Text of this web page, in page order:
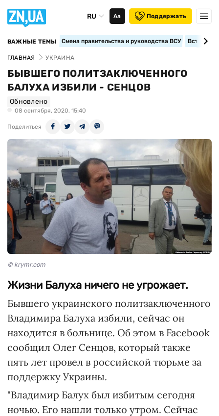
RU Аа Поддержать
ВАЖНЫЕ ТЕМЫ Смена правительства и руководства ВСУ
ГЛАВНАЯ УКРАИНА
БЫВШЕГО ПОЛИТЗАКЛЮЧЕННОГО
БАЛУХА ИЗБИЛИ - СЕНЦОВ
Обновлено
08 сентября, 2020, 15:40
Поделиться
© krymr.com
Жизни Балуха ничего не угрожает.
Бывшего украинского политзаключенного
Владимира Балуха избили, сейчас он
находится в больнице. Об этом в Facebook
сообщил Олег Сенцов, который также
пять лет провел в российской тюрьме за
поддержку Украины.
"Владимир Балух был избитым сегодня
ночью. Его нашли только утром. Сейчас